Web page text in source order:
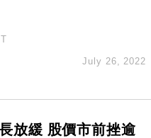
July 26, 2022
放緩 股價市前挫逾